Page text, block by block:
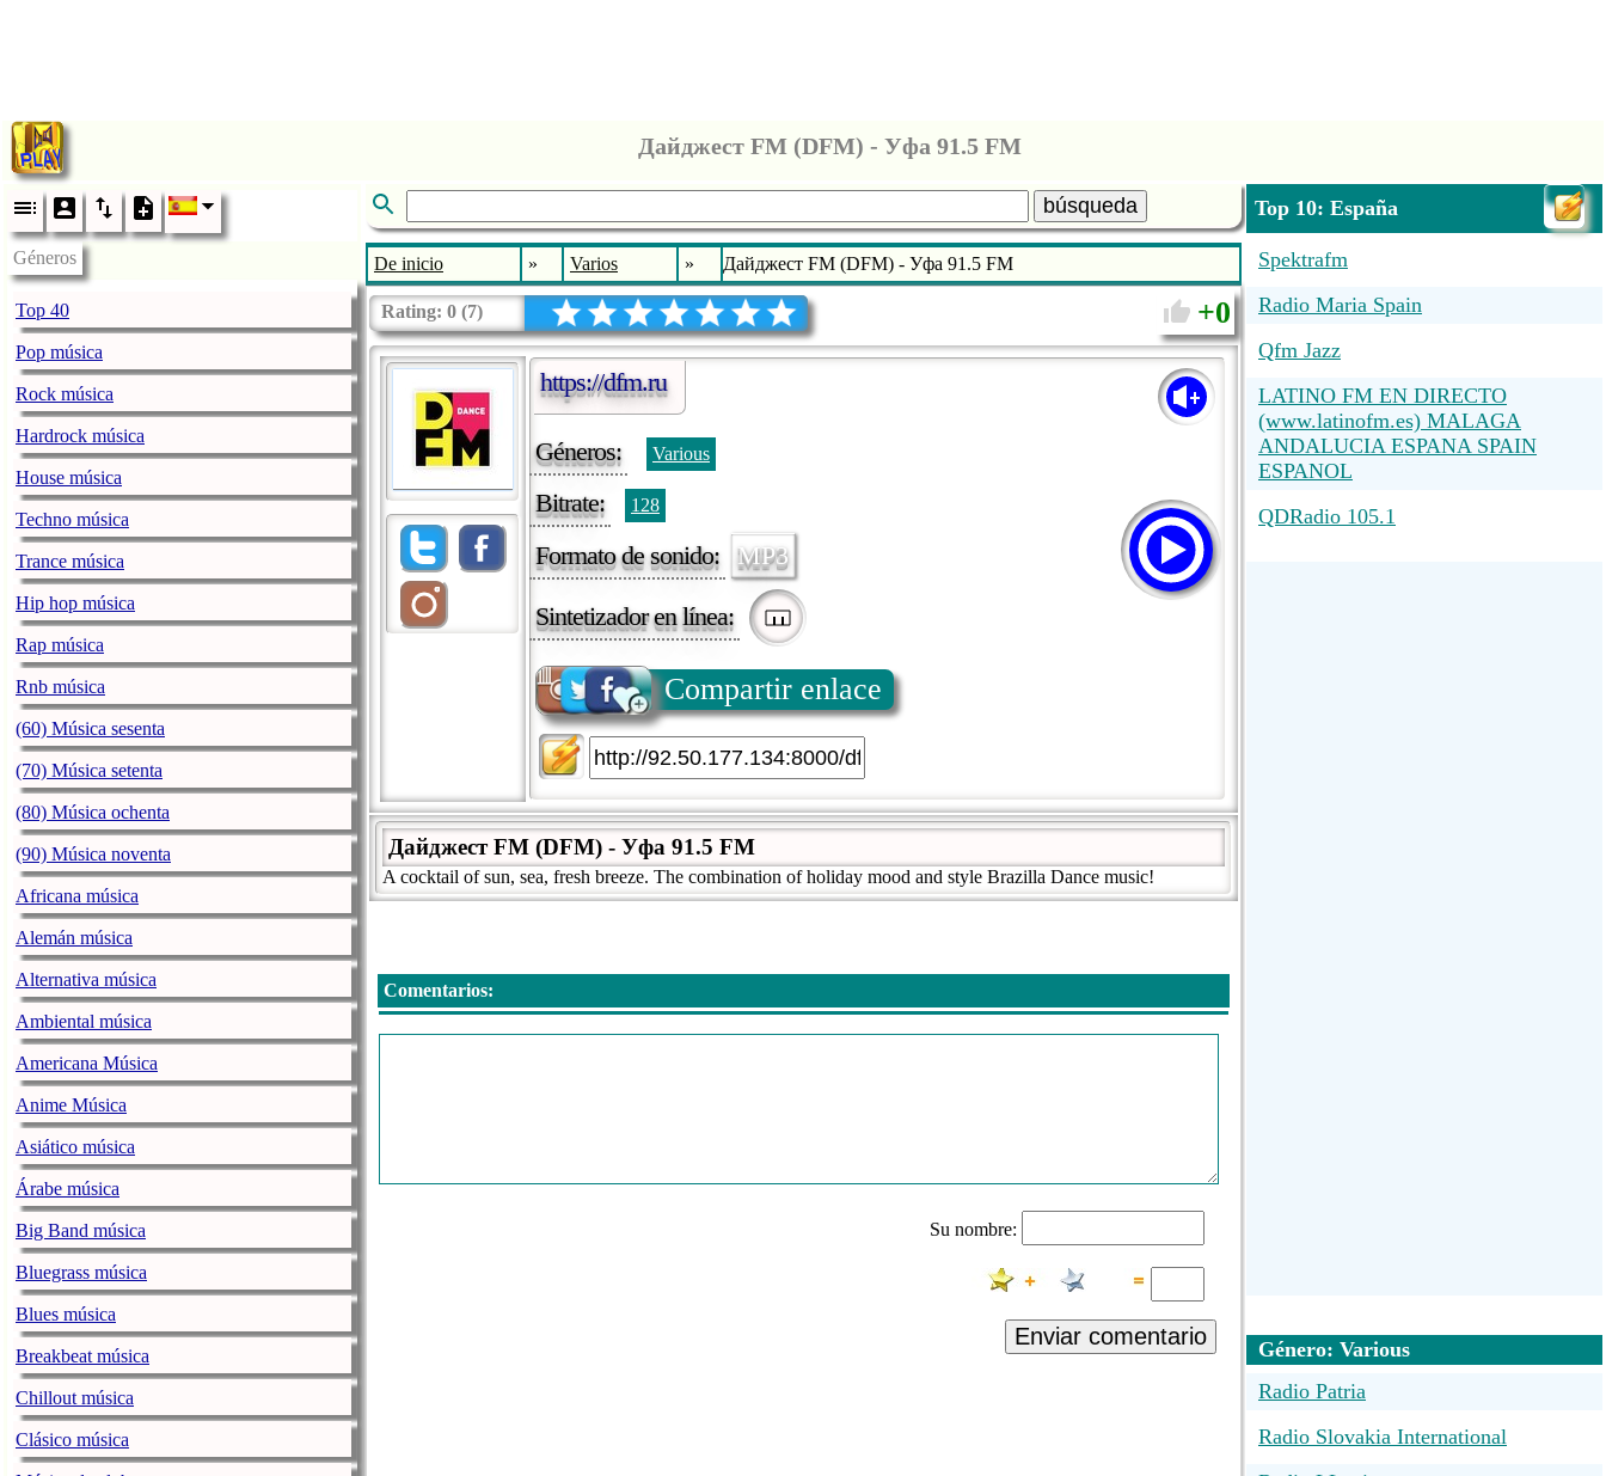
Дайджест FM (DFM) - Уфа 91.5 FM
Géneros
Top 40
Pop música
Rock música
Hardrock música
House música
Techno música
Trance música
Hip hop música
Rap música
Rnb música
(60) Música sesenta
(70) Música setenta
(80) Música ochenta
(90) Música noventa
Africana música
Alemán música
Alternativa música
Ambiental música
Americana Música
Anime Música
Asiático música
Árabe música
Big Band música
Bluegrass música
Blues música
Breakbeat música
Chillout música
Clásico música
búsqueda
De inicio » Varios » Дайджест FM (DFM) - Уфа 91.5 FM
Rating: 0 (7) 0
https://dfm.ru
Géneros: Various
Bitrate: 128
Formato de sonido: MP3
Sintetizador en línea:
Compartir enlace
Дайджест FM (DFM) - Уфа 91.5 FM
A cocktail of sun, sea, fresh breeze. The combination of holiday mood and style Brazilla Dance music!
Comentarios:
Su nombre:
Enviar comentario
Top 10: España
Spektrafm
Radio Maria Spain
Qfm Jazz
LATINO FM EN DIRECTO
(www.latinofm.es) MALAGA
ANDALUCIA ESPANA SPAIN
ESPANOL
QDRadio 105.1
Género: Various
Radio Patria
Radio Slovakia International